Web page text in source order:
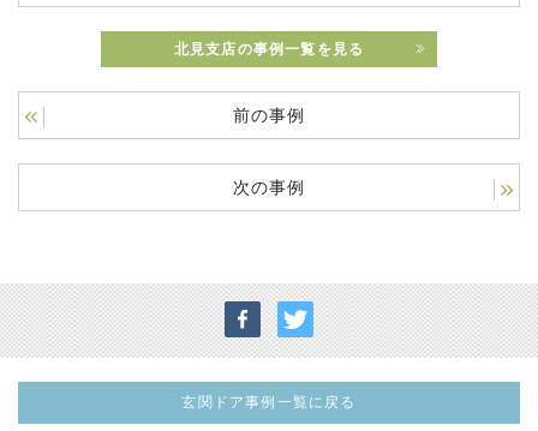
北見支店の事例一覧を見る
前の事例
次の事例
玄関ドア事例一覧に戻る